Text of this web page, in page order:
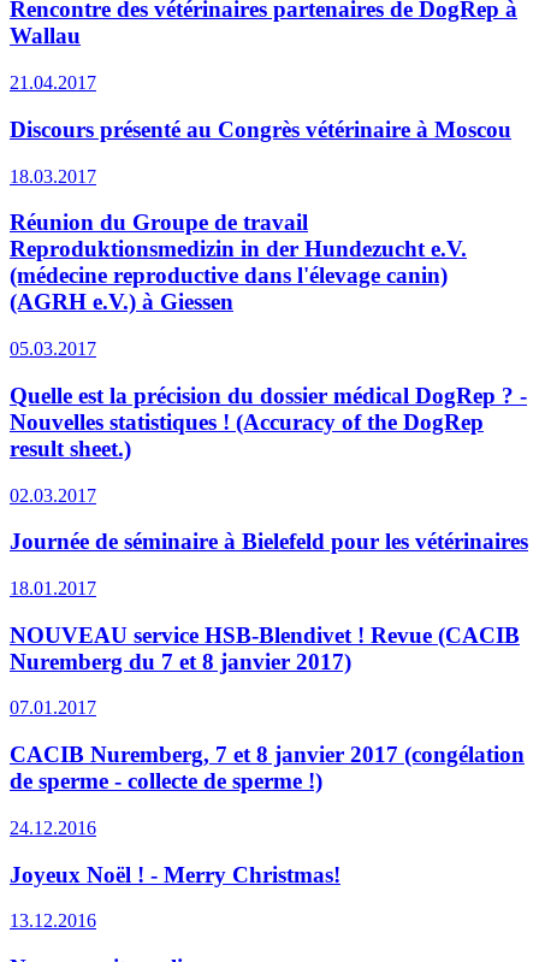
Rencontre des vétérinaires partenaires de DogRep à
Wallau
21.04.2017
Discours présenté au Congrès vétérinaire à Moscou
18.03.2017
Réunion du Groupe de travail
Reproduktionsmedizin in der Hundezucht e.V.
(médecine reproductive dans l'élevage canin)
(AGRH e.V.) à Giessen
05.03.2017
Quelle est la précision du dossier médical DogRep ? -
Nouvelles statistiques ! (Accuracy of the DogRep
result sheet.)
02.03.2017
Journée de séminaire à Bielefeld pour les vétérinaires
18.01.2017
NOUVEAU service HSB-Blendivet ! Revue (CACIB
Nuremberg du 7 et 8 janvier 2017)
07.01.2017
CACIB Nuremberg, 7 et 8 janvier 2017 (congélation
de sperme - collecte de sperme !)
24.12.2016
Joyeux Noël ! - Merry Christmas!
13.12.2016